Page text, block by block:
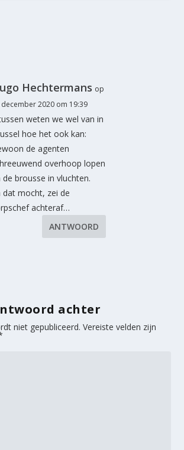
Hechtermans op
december 2020 om 19:39
weten we wel van in
hoe het ook kan:
de agenten
overhoop lopen
de brousse in vluchten.
dat mocht, zei de
achteraf…
ANTWOORD
achter
niet gepubliceerd. Vereiste velden zijn